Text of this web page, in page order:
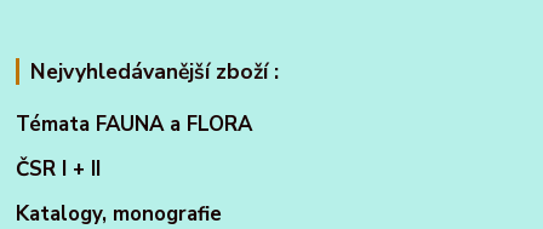
Nejvyhledávanější zboží :
Témata FAUNA a FLORA
ČSR I + II
Katalogy, monografie